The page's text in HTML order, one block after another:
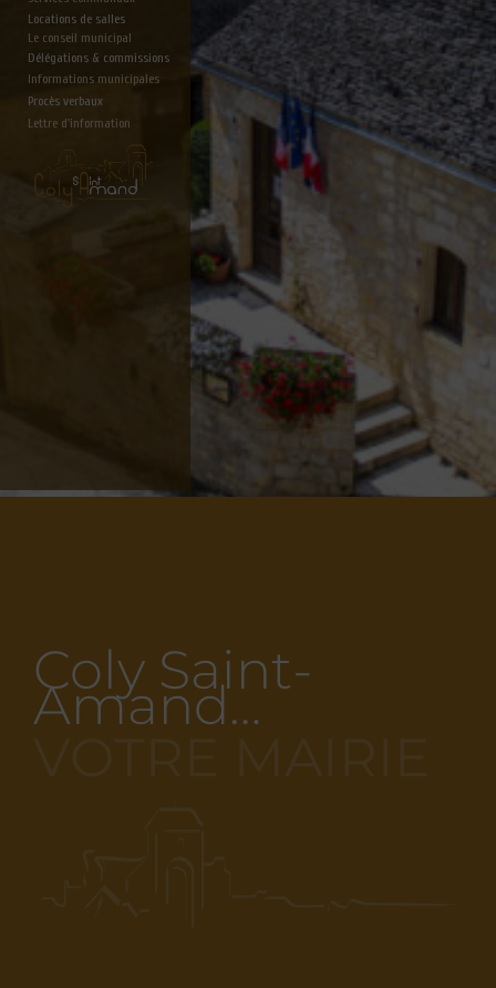
Locations de salles
Le conseil municipal
Délégations & commissions
Informations municipales
Lettre d'information
Procès verbaux
Coly Saint-
Amand…